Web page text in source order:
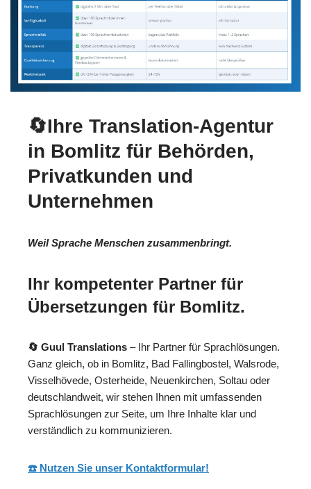
🔄Ihre Translation-Agentur
in Bomlitz für Behörden,
Privatkunden und
Unternehmen
Weil Sprache Menschen zusammenbringt.
Ihr kompetenter Partner für
Übersetzungen für Bomlitz.
🔄 Guul Translations – Ihr Partner für Sprachlösungen.
Ganz gleich, ob in Bomlitz, Bad Fallingbostel, Walsrode,
Visselhövede, Osterheide, Neuenkirchen, Soltau oder
deutschlandweit, wir stehen Ihnen mit umfassenden
Sprachlösungen zur Seite, um Ihre Inhalte klar und
verständlich zu kommunizieren.
☎️ Nutzen Sie unser Kontaktformular!